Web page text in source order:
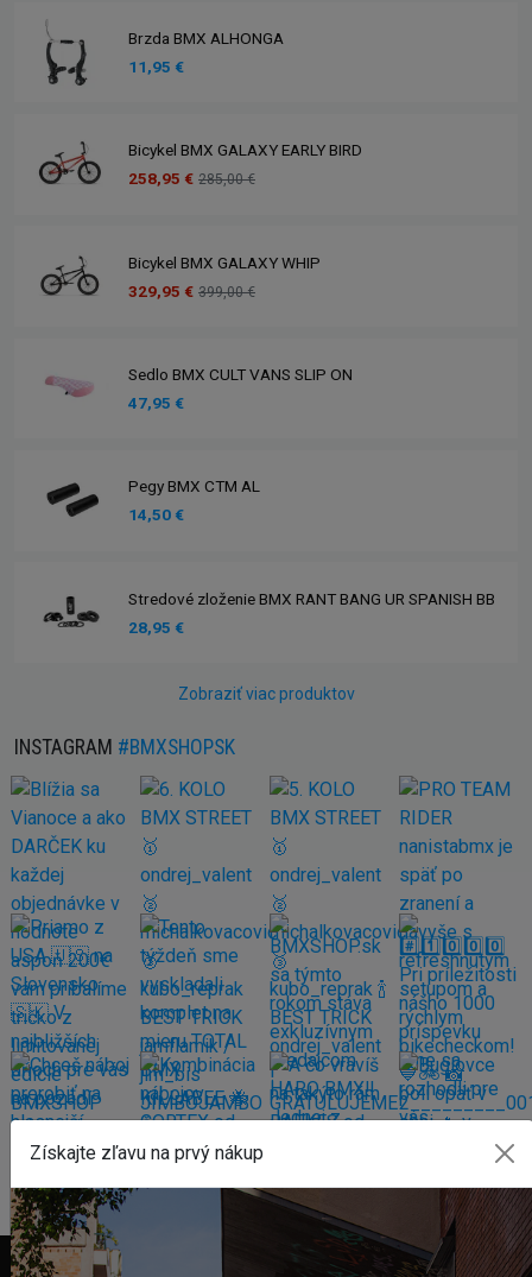
Brzda BMX ALHONGA
11,95 €
Bicykel BMX GALAXY EARLY BIRD
258,95 € 285,00 €
Bicykel BMX GALAXY WHIP
329,95 € 399,00 €
Sedlo BMX CULT VANS SLIP ON
47,95 €
Pegy BMX CTM AL
14,50 €
Stredové zloženie BMX RANT BANG UR SPANISH BB
28,95 €
Zobraziť viac produktov
INSTAGRAM #BMXSHOPSK
Získajte zľavu na prvý nákup